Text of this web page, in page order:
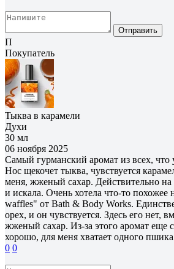
Отправить
П
Покупатель
Тыква в карамели
Духи
30 мл
06 ноября 2025
Самый гурманский аромат из всех, что
Нос щекочет тыква, чувствуется
меня, жженый сахар. Действительно на
и искала. Очень хотела что-то похожее
waffles" от Bath & Body Works.
орех, и он чувствуется. Здесь его нет,
жженый сахар. Из-за этого аромат еще
хорошо, для меня хватает одного пшика
0 0